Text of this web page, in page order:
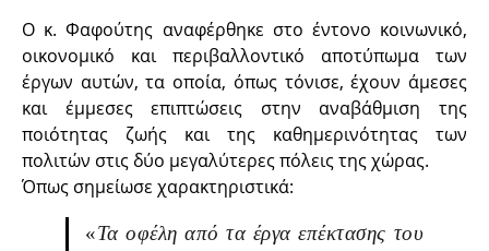
Ο κ. Φαφούτης αναφέρθηκε στο έντονο κοινωνικό,
οικονομικό και περιβαλλοντικό αποτύπωμα των
έργων αυτών, τα οποία, όπως τόνισε, έχουν άμεσες
και έμμεσες επιπτώσεις στην αναβάθμιση της
ποιότητας ζωής και της καθημερινότητας των
πολιτών στις δύο μεγαλύτερες πόλεις της χώρας.
Όπως σημείωσε χαρακτηριστικά:
«Τα οφέλη από τα έργα επέκτασης του